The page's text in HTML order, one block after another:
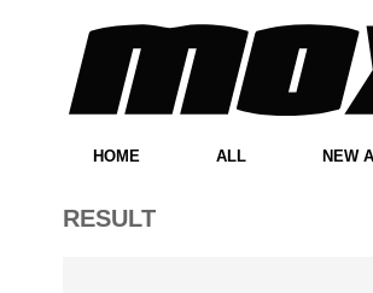
HOME ALL NEW
RESULT